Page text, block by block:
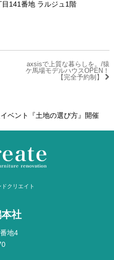
141番地 ラルジュ1階
axsisで上質な暮らしを。/猿
ケ馬場モデルハウスOPEN！
【完全予約制】
ベント『土地の選び方』開催
クリエイト
社
地4